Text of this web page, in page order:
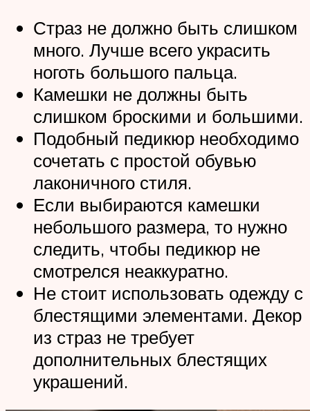
Страз не должно быть слишком
много. Лучше всего украсить
ноготь большого пальца.
Камешки не должны быть
слишком броскими и большими.
Подобный педикюр необходимо
сочетать с простой обувью
лаконичного стиля.
Если выбираются камешки
небольшого размера, то нужно
следить, чтобы педикюр не
смотрелся неаккуратно.
Не стоит использовать одежду с
блестящими элементами. Декор
из страз не требует
дополнительных блестящих
украшений.